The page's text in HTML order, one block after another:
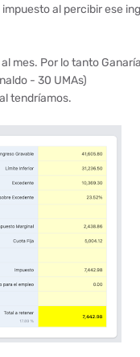
al percibir ese
mes. Por lo tanto
- 30 UMAs)
tendríamos.